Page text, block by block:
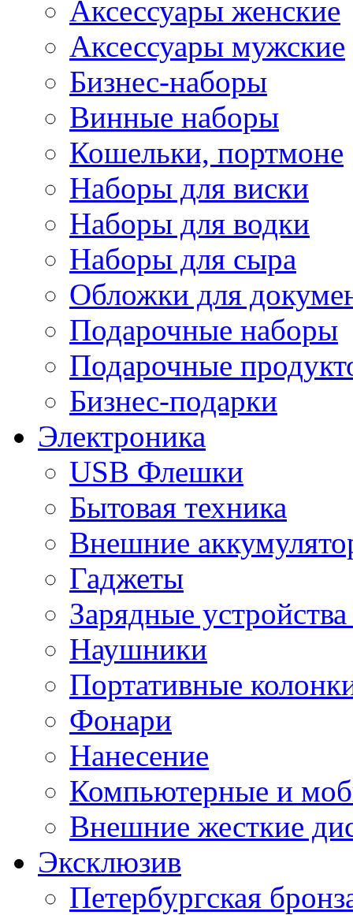
Аксессуары женские
Аксессуары мужские
Бизнес-наборы
Винные наборы
Кошельки, портмоне
Наборы для виски
Наборы для водки
Наборы для сыра
Обложки для
Подарочные наборы
Подарочные
Бизнес-подарки
Электроника
USB Флешки
Бытовая техника
Внешние
Гаджеты
Зарядные
Наушники
Портативные
Фонари
Нанесение
Компьютерные и
Внешние жесткие
Эксклюзив
Петербургская